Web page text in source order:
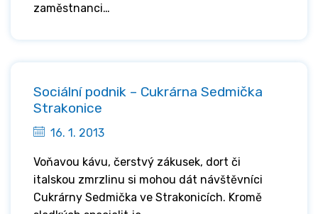
zaměstnanci…
Sociální podnik – Cukrárna Sedmička
Strakonice
16. 1. 2013
Voňavou kávu, čerstvý zákusek, dort či
italskou zmrzlinu si mohou dát návštěvníci
Cukrárny Sedmička ve Strakonicích. Kromě